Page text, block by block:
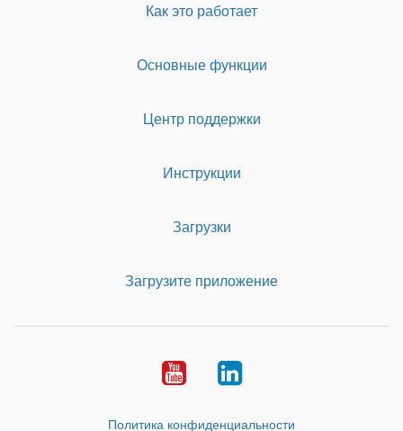
Как это работает
Основные функции
Центр поддержки
Инструкции
Загрузки
Загрузите приложение
YoutubeLinkedIn
Политика конфиденциальности